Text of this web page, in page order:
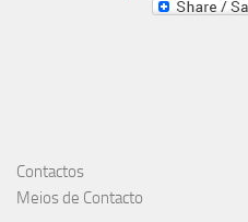
Contactos
Meios de Contacto